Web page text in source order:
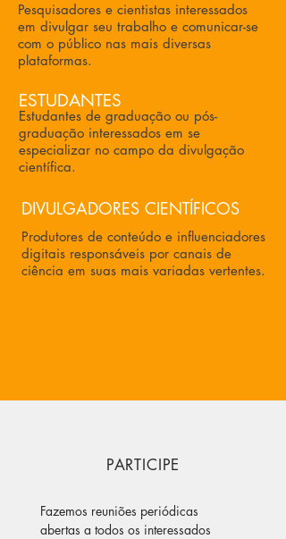
Pesquisadores e cientistas interessados
em divulgar seu trabalho e comunicar-se
com o público nas mais diversas
plataformas.
ESTUDANTES
DIVULGADORES CIENTÍFICOS
Produtores de conteúdo e influenciadores
digitais responsáveis por canais de
ciência em suas mais variadas vertentes.
Estudantes de graduação ou pós-
graduação interessados em se
especializar no campo da divulgação
científica.
PARTICIPE
Fazemos reuniões periódicas
abertas a todos os interessados